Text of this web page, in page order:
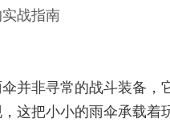
战指南
并非寻常的战斗装备，
这把小小的雨伞承载